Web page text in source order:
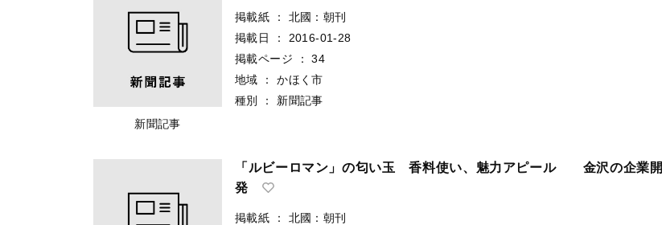
新聞記事
掲載紙 ：
北國：朝刊
掲載日
：
2016-01-28
掲載ページ
：
34
地域
：
かほく市
種別
： 新聞記事
「ルビーロマン」の匂い玉 香料使い、魅力アピール 金沢の企業開
発
掲載紙 ：
北國：朝刊